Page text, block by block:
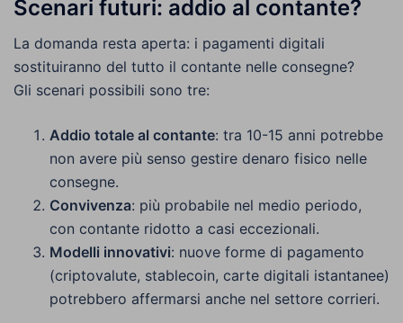
Scenari futuri: addio al contante?
La domanda resta aperta: i pagamenti digitali
sostituiranno del tutto il contante nelle consegne?
Gli scenari possibili sono tre:
Addio totale al contante: tra 10-15 anni potrebbe
non avere più senso gestire denaro fisico nelle
consegne.
Convivenza: più probabile nel medio periodo,
con contante ridotto a casi eccezionali.
Modelli innovativi: nuove forme di pagamento
(criptovalute, stablecoin, carte digitali istantanee)
potrebbero affermarsi anche nel settore corrieri.